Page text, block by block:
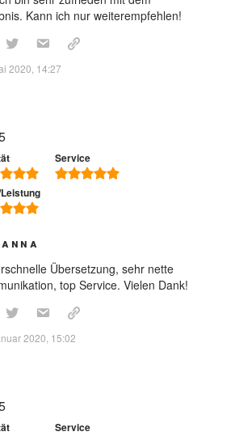
Kann ich nur weiterempfehlen!
2020, 14:27
Service
Anna
Übersetzung, sehr nette
top Service. Vielen Dank!
2020, 15:02
Service